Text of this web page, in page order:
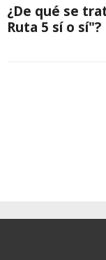
¿De qué se
Ruta 5 sí o sí"?